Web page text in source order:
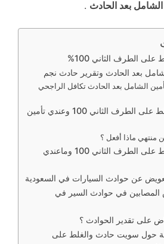
الشامل بعد الحادث .
الطرف الثاني 100%
بعد الحادث وتقرير حادث نجم
الشامل بعد الحادث تكافل الراجحي
سويت حادث والغلط على الطرف الثاني 100 وعندي تأمين
منتهي ماذا أفعل ؟
سويت حادث والغلط على الطرف الثاني 100 وماعندي
عن حوادث السيارات في السعودية
في حوادث السير في
على تقدير الحوادث ؟
حول سويت حادث والغلط على